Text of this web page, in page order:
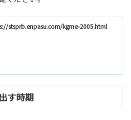
stsprb.enpasu.com/kgme-2005.html
す時期